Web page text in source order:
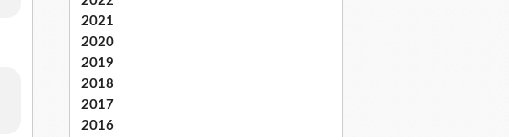
2021
2020
2019
2018
2017
2016